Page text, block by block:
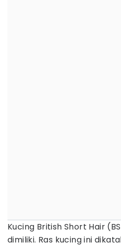
Kucing British Short Hair
dimiliki. Ras kucing ini